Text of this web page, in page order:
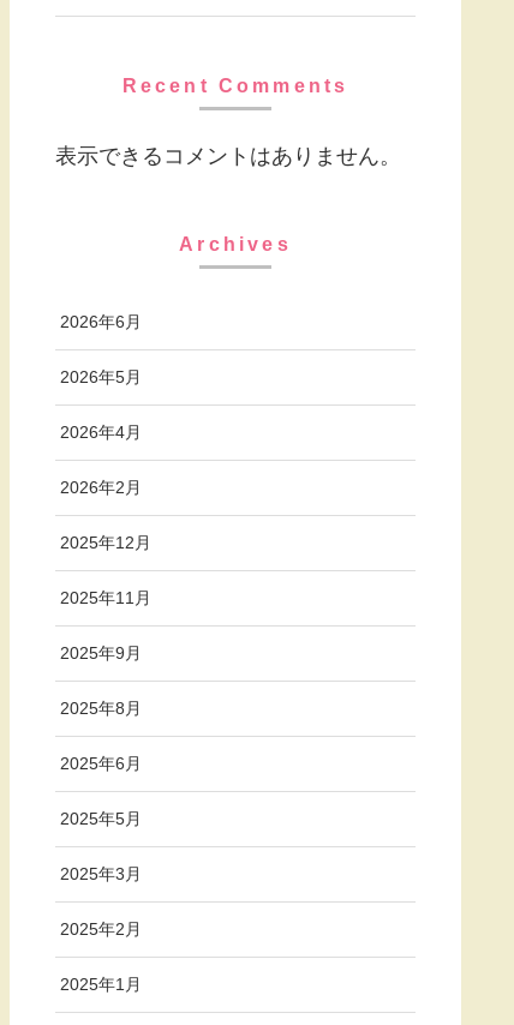
Recent Comments
表示できるコメントはありません。
Archives
2026年6月
2026年5月
2026年4月
2026年2月
2025年12月
2025年11月
2025年9月
2025年8月
2025年6月
2025年5月
2025年3月
2025年2月
2025年1月